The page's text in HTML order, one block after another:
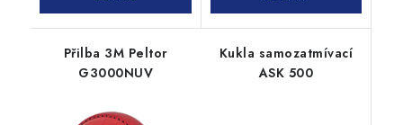
Přilba 3M Peltor
G3000NUV
Kukla samozatmívací
ASK 500